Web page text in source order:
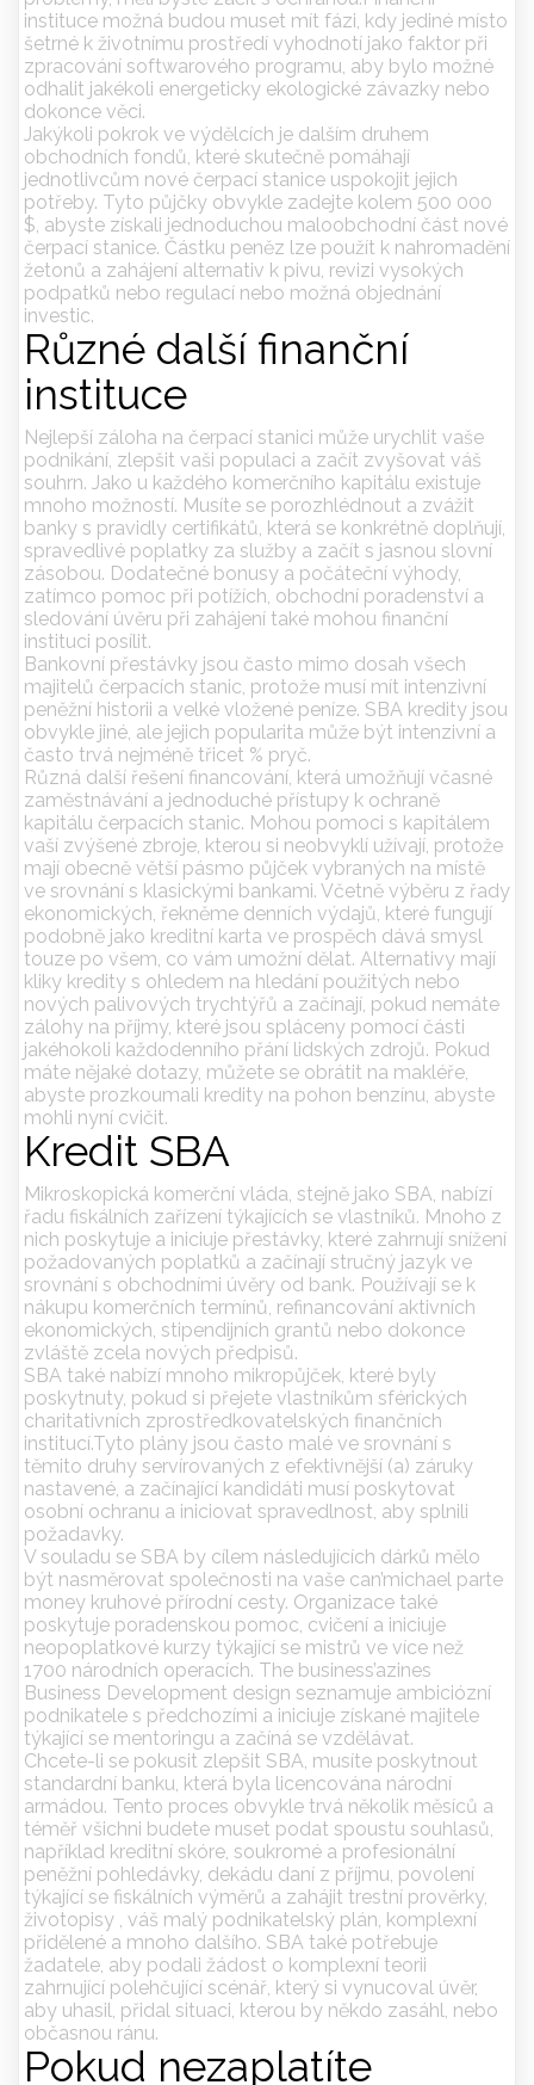
instituce možná budou muset mít fázi, kdy jediné místo
šetrné k životnímu prostředí vyhodnotí jako faktor při
zpracování softwarového programu, aby bylo možné
odhalit jakékoli energeticky ekologické závazky nebo
dokonce věci.
Jakýkoli pokrok ve výdělcích je dalším druhem
obchodních fondů, které skutečně pomáhají
jednotlivcům nové čerpací stanice uspokojit jejich
potřeby. Tyto půjčky obvykle zadejte kolem 500 000
$, abyste získali jednoduchou maloobchodní část nové
čerpací stanice. Částku peněz lze použít k nahromadění
žetonů a zahájení alternativ k pivu, revizi vysokých
podpatků nebo regulací nebo možná objednání
investic.
Různé další finanční
instituce
Nejlepší záloha na čerpací stanici může urychlit vaše
podnikání, zlepšit vaši populaci a začít zvyšovat váš
souhrn. Jako u každého komerčního kapitálu existuje
mnoho možností. Musíte se porozhlédnout a zvážit
banky s pravidly certifikátů, která se konkrétně doplňují,
spravedlivé poplatky za služby a začít s jasnou slovní
zásobou. Dodatečné bonusy a počáteční výhody,
zatímco pomoc při potížích, obchodní poradenství a
sledování úvěru při zahájení také mohou finanční
instituci posílit.
Bankovní přestávky jsou často mimo dosah všech
majitelů čerpacích stanic, protože musí mít intenzivní
peněžní historii a velké vložené peníze. SBA kredity jsou
obvykle jiné, ale jejich popularita může být intenzivní a
často trvá nejméně třicet % pryč.
Různá další řešení financování, která umožňují včasné
zaměstnávání a jednoduché přístupy k ochraně
kapitálu čerpacích stanic. Mohou pomoci s kapitálem
vaší zvýšené zbroje, kterou si neobvyklí užívají, protože
mají obecně větší pásmo půjček vybraných na místě
ve srovnání s klasickými bankami. Včetně výběru z řady
ekonomických, řekněme denních výdajů, které fungují
podobně jako kreditní karta ve prospěch dává smysl
touze po všem, co vám umožní dělat. Alternativy mají
kliky kredity s ohledem na hledání použitých nebo
nových palivových trychtýřů a začínají, pokud nemáte
zálohy na příjmy, které jsou spláceny pomocí části
jakéhokoli každodenního přání lidských zdrojů. Pokud
máte nějaké dotazy, můžete se obrátit na makléře,
abyste prozkoumali kredity na pohon benzínu, abyste
mohli nyní cvičit.
Kredit SBA
Mikroskopická komerční vláda, stejně jako SBA, nabízí
řadu fiskálních zařízení týkajících se vlastníků. Mnoho z
nich poskytuje a iniciuje přestávky, které zahrnují snížení
požadovaných poplatků a začínají stručný jazyk ve
srovnání s obchodními úvěry od bank. Používají se k
nákupu komerčních termínů, refinancování aktivních
ekonomických, stipendijních grantů nebo dokonce
zvláště zcela nových předpisů.
SBA také nabízí mnoho mikropůjček, které byly
poskytnuty, pokud si přejete vlastníkům sférických
charitativních zprostředkovatelských finančních
institucí.Tyto plány jsou často malé ve srovnání s
těmito druhy servírovaných z efektivnější (a) záruky
nastavené, a začínající kandidáti musí poskytovat
osobní ochranu a iniciovat spravedlnost, aby splnili
požadavky.
V souladu se SBA by cílem následujících dárků mělo
být nasměrovat společnosti na vaše can’michael parte
money kruhové přírodní cesty. Organizace také
poskytuje poradenskou pomoc, cvičení a iniciuje
neopoplatkové kurzy týkající se mistrů ve více než
1700 národních operacích. The business’azines
Business Development design seznamuje ambiciózní
podnikatele s předchozími a iniciuje získané majitele
týkající se mentoringu a začíná se vzdělávat.
Chcete-li se pokusit zlepšit SBA, musíte poskytnout
standardní banku, která byla licencována národní
armádou. Tento proces obvykle trvá několik měsíců a
téměř všichni budete muset podat spoustu souhlasů,
například kreditní skóre, soukromé a profesionální
peněžní pohledávky, dekádu daní z příjmu, povolení
týkající se fiskálních výměrů a zahájit trestní prověrky,
životopisy , váš malý podnikatelský plán, komplexní
přidělené a mnoho dalšího. SBA také potřebuje
žadatele, aby podali žádost o komplexní teorii
zahrnující polehčující scénář, který si vynucoval úvěr,
aby uhasil, přidal situaci, kterou by někdo zasáhl, nebo
občasnou ránu.
Pokud nezaplatíte